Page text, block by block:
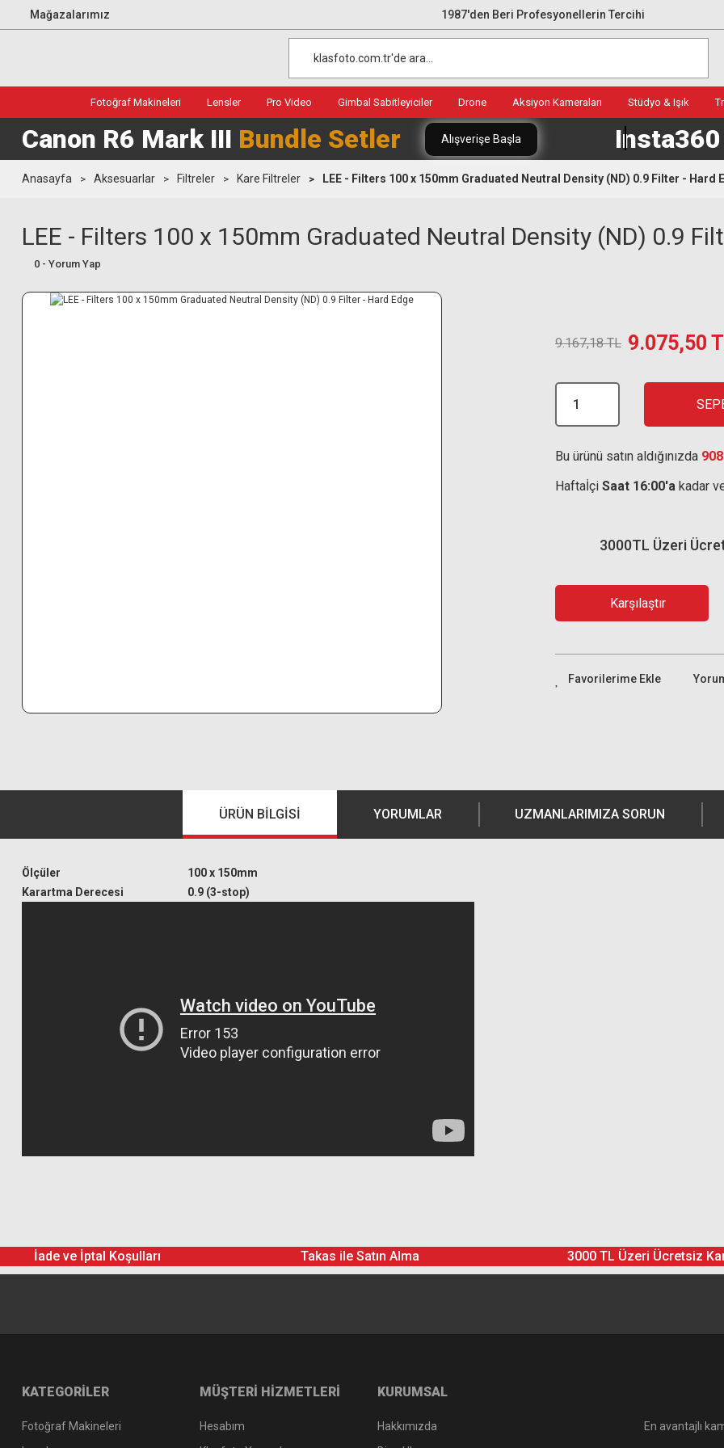
Mağazalarımız 1987'den Beri Profesyonellerin Tercihi
Fotoğraf Makineleri Lensler Pro Video Gimbal Sabitleyiciler Drone Aksiyon Kameraları Stüdyo & Işık
Canon R6 Mark III Bundle Setler Alışverişe Başla Insta360
Anasayfa Aksesuarlar Filtreler Kare Filtreler LEE - Filters 100 x 150mm Graduated Neutral Density (ND) 0.9 Filter - Hard
LEE - Filters 100 x 150mm Graduated Neutral Density (ND) 0.9
0 - Yorum Yap
9.167,18 TL 9.075,50
Bu ürünü satın aldığınızda
Haftaİçi Saat 16:00'a kadar
3000TL Üzeri
Karşılaştır
ÜRÜN BILGISI YORUMLAR UZMANLARIMIZA SORUN
Ölçüler
100 x 150mm
Karartma Derecesi
0.9 (3-stop)
İade ve İptal Koşulları Takas ile Satın Alma 3000 TL Üzeri Ücretsiz
KATEGORİLER
Fotoğraf Makineleri
MÜŞTERİ HİZMETLERİ
Hesabım
KURUMSAL
Hakkımızda
En avantajlı